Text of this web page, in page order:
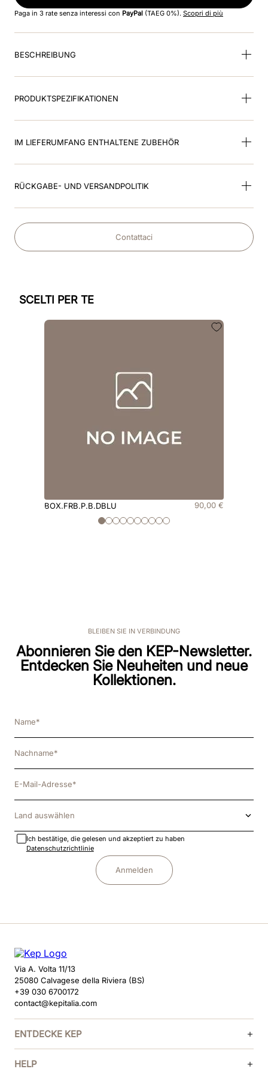
8.glänzend
9.smart inlay
10.helm
Paga in 3 rate senza interessi con PayPal (TAEG 0%). Scopri di più
BESCHREIBUNG
PRODUKTSPEZIFIKATIONEN
IM LIEFERUMFANG ENTHALTENE ZUBEHÖR
RÜCKGABE- UND VERSANDPOLITIK
Contattaci
SCELTI PER TE
BOX.FRB.P.B.DBLU 90,00 €
BLEIBEN SIE IN VERBINDUNG
Abonnieren Sie den KEP-Newsletter.
Entdecken Sie Neuheiten und neue
Kollektionen.
Land auswählen
Ich bestätige, die gelesen und akzeptiert zu haben
Datenschutzrichtlinie
Anmelden
Via A. Volta 11/13
25080 Calvagese della Riviera (BS)
+39 030 6700172
contact@kepitalia.com
ENTDECKE KEP
HELP